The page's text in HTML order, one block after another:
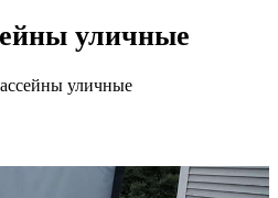
уличные
уличные